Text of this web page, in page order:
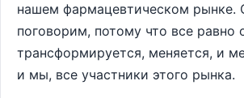
нашем фармацевтическом рынке.
поговорим, потому что все равно
трансформируется, меняется, и
и мы, все участники этого рынка.